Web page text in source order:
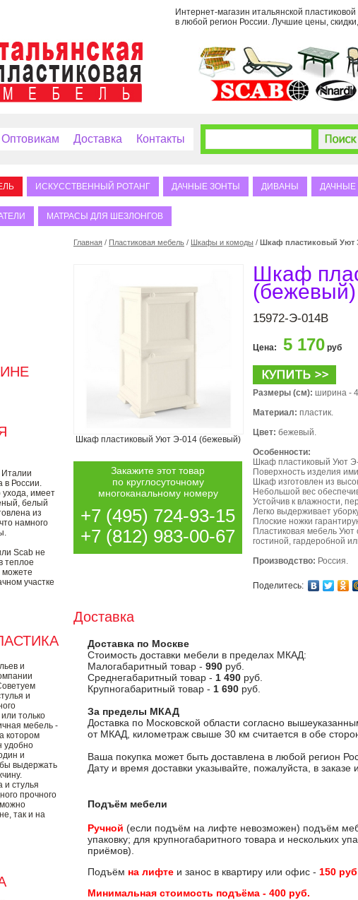
Интернет-магазин итальянской
в любой регион России. Лучшие цены,
Оптовикам Доставка Контакты
ИСКУССТВЕННЫЙ РОТАНГ ДАЧНЫЕ ЗОНТЫ ДИВАНЫ ДАЧНЫЕ
МАТРАСЫ ДЛЯ ШЕЗЛОНГОВ
Италии
в России.
ухода, имеет
белый
из
намного
Scab не
теплое
можете
участке
и
и
только
мебель -
котором
удобно
и
выдержать
и стулья
прочного
можно
так и на
Главная / Пластиковая мебель / Шкафы и комоды / Шкаф пластиковый Уют
Шкаф пластиковый Уют Э-014 (бежевый)
Закажите этот товар
по круглосуточному
многоканальному номеру
+7 (495) 724-93-15
+7 (812) 983-00-67
Шкаф
(бежевый)
15972-Э-014B
Цена: 5 170 руб
Размеры (см): ширина -
Материал: пластик.
Цвет: бежевый.
Особенности:
Шкаф пластиковый Уют
Поверхность изделия
Шкаф изготовлен из
Небольшой вес
Устойчив к влажности,
Легко выдерживает
Плоские ножки
Пластиковая мебель Уют
гостиной, гардеробной
Производство: Россия.
Поделитесь:
Доставка
Доставка по Москве
Стоимость доставки мебели в пределах МКАД:
Малогабаритный товар - 990 руб.
Среднегабаритный товар - 1 490 руб.
Крупногабаритный товар - 1 690 руб.
За пределы МКАД
Доставка по Московской области согласно
от МКАД, километраж свыше 30 км считается в обе
Ваша покупка может быть доставлена в любой регион
Дату и время доставки указывайте, пожалуйста, в
Подъём мебели
Ручной (если подъём на лифте невозможен) подъём
упаковку; для крупногабаритного товара и нескольких
приёмов).
Подъём на лифте и занос в квартиру или офис - 150
Минимальная стоимость подъёма - 400 руб.